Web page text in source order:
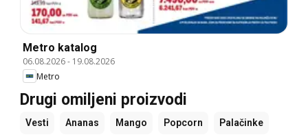
Metro katalog
06.08.2026- 19.08.2026
Metro
Drugi omiljeni proizvodi
Vesti Ananas Mango Popcorn Palačinke